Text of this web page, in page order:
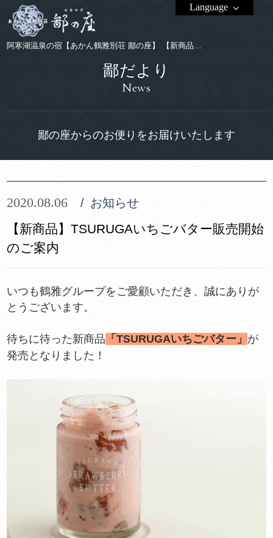
阿寒湖温泉の宿【あかん鶴雅別荘 鄙の座】 【新商品】TSURUGAいちごバター販売開始のご案内
Language
鄙だより
News
鄙の座からのお便りをお届けいたします
2020.08.06 お知らせ
【新商品】TSURUGAいちごバター販売開始
のご案内
いつも鶴雅グループをご愛顧いただき、誠にありが
とうございます。
待ちに待った新商品 「TSURUGAいちごバター」 が
発売となりました！